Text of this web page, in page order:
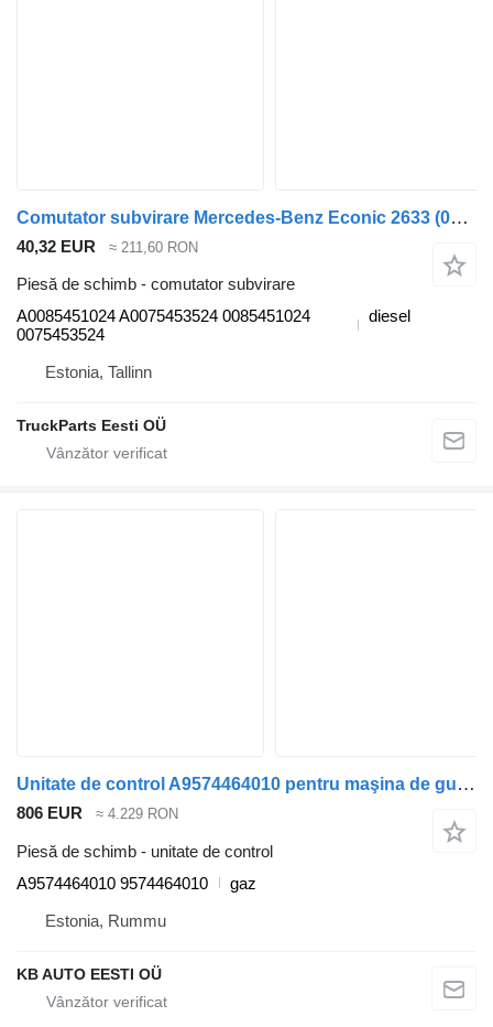
Comutator subvirare Mercedes-Benz Econic 2633 (01.98-) A0085451024 pentru maşina de gunoi Mercedes-Benz Econic (1998-2014)
40,32 EUR ≈ 211,60 RON
Piesă de schimb - comutator subvirare
A0085451024 A0075453524 0085451024
0075453524
diesel
Estonia, Tallinn
TruckParts Eesti OÜ
Unitate de control A9574464010 pentru maşina de gunoi Mercedes-Benz Econic (1998-2014)
806 EUR ≈ 4.229 RON
Piesă de schimb - unitate de control
A9574464010 9574464010
gaz
Estonia, Rummu
KB AUTO EESTI OÜ